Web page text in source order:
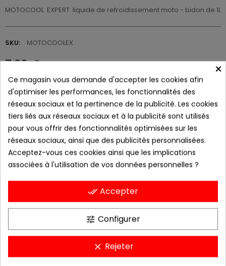
MOTOCOOL EXPERT liquide de refroidissement moto - bidon de 1L
SKU: MOTOCOOLEX
7,20 €
− + AJOUTER AU PANIER
Ajouter à la liste de souhaits
ajouter pour comparer
Derniers articles en stock
MOTUL Motocool Expert est un liquide de refroidissement prêt à
l’emploi antigel et anti-corrosion pour circuits de refroidissement
×
Ce magasin vous demande d'accepter les cookies afin
d'optimiser les performances, les fonctionnalités des
réseaux sociaux et la pertinence de la publicité. Les cookies
tiers liés aux réseaux sociaux et à la publicité sont utilisés
pour vous offrir des fonctionnalités optimisées sur les
réseaux sociaux, ainsi que des publicités personnalisées.
Acceptez-vous ces cookies ainsi que les implications
associées à l'utilisation de vos données personnelles ?
done_all Accepter
tune Configurer
clear Rejeter